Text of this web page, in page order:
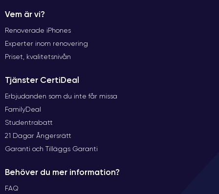
Vem är vi?
Renoverade iPhones
Experter inom renovering
Priset, kvalitetsnivån
Tjänster CertiDeal
Erbjudanden som du inte får missa
FamilyDeal
Studentrabatt
21 Dagar Ångersrätt
Garanti och Tilläggs Garanti
Behöver du mer information?
FAQ